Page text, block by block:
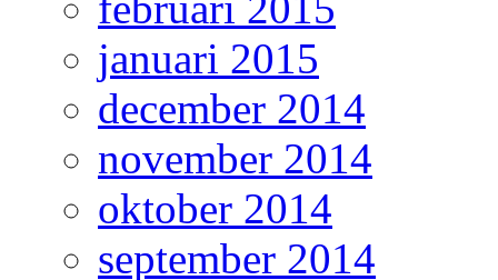
januari 2015
december 2014
november 2014
oktober 2014
september 2014